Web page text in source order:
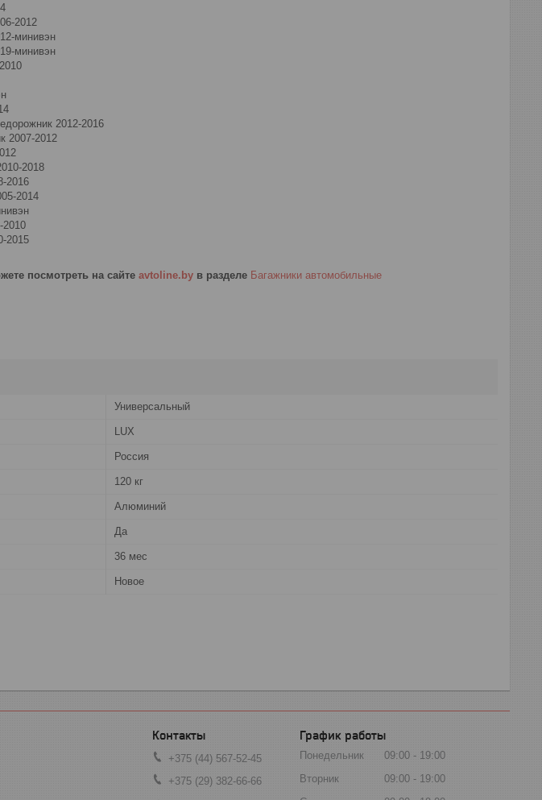
2012
минивэн
минивэн
2012-2016
2007-2012
2018
2016
2014
2010
2015
посмотреть на сайте avtoline.by в разделе Багажники автомобильные
Универсальный
LUX
Россия
120 кг
Алюминий
Да
36 мес
Новое
+375 (44) 567-52-45
+375 (29) 382-66-66
График работы
Понедельник 09:00
19:00
Вторник
09:00
19:00